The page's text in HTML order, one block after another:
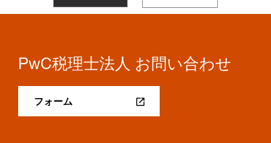
PwC税理士法人 お問い合わせ
フォーム